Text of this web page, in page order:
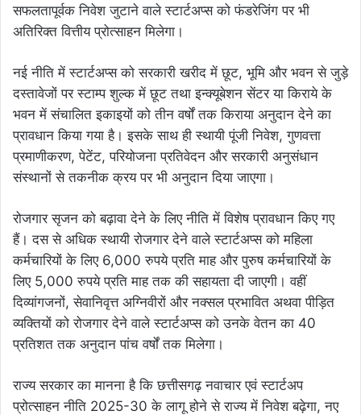
सफलतापूर्वक निवेश जुटाने वाले स्टार्टअप्स को फंडरेजिंग पर भी
अतिरिक्त वित्तीय प्रोत्साहन मिलेगा।
नई नीति में स्टार्टअप्स को सरकारी खरीद में छूट, भूमि और भवन से जुड़े
दस्तावेजों पर स्टाम्प शुल्क में छूट तथा इन्क्यूबेशन सेंटर या किराये के
भवन में संचालित इकाइयों को तीन वर्षों तक किराया अनुदान देने का
प्रावधान किया गया है। इसके साथ ही स्थायी पूंजी निवेश, गुणवत्ता
प्रमाणीकरण, पेटेंट, परियोजना प्रतिवेदन और सरकारी अनुसंधान
संस्थानों से तकनीक क्रय पर भी अनुदान दिया जाएगा।
रोजगार सृजन को बढ़ावा देने के लिए नीति में विशेष प्रावधान किए गए
हैं। दस से अधिक स्थायी रोजगार देने वाले स्टार्टअप्स को महिला
कर्मचारियों के लिए 6,000 रुपये प्रति माह और पुरुष कर्मचारियों के
लिए 5,000 रुपये प्रति माह तक की सहायता दी जाएगी। वहीं
दिव्यांगजनों, सेवानिवृत्त अग्निवीरों और नक्सल प्रभावित अथवा पीड़ित
व्यक्तियों को रोजगार देने वाले स्टार्टअप्स को उनके वेतन का 40
प्रतिशत तक अनुदान पांच वर्षों तक मिलेगा।
राज्य सरकार का मानना है कि छत्तीसगढ़ नवाचार एवं स्टार्टअप
प्रोत्साहन नीति 2025-30 के लागू होने से राज्य में निवेश बढ़ेगा, नए